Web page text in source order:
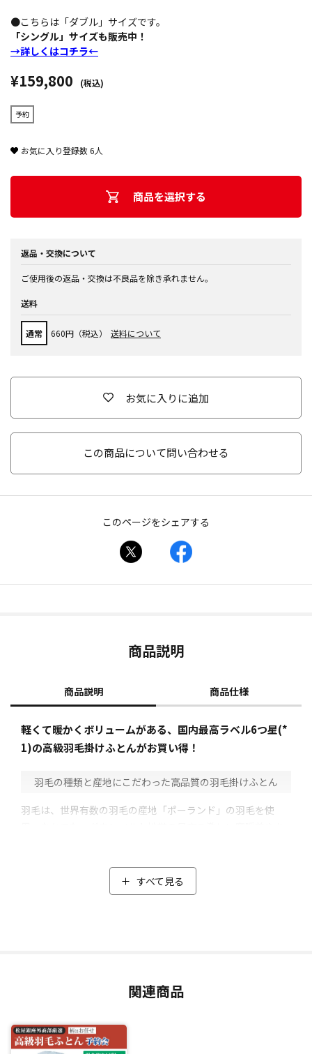
●こちらは「ダブル」サイズです。
「シングル」サイズも販売中！
→詳しくはコチラ←
¥159,800 (税込)
予約
お気に入り登録数6人
商品を選択する
返品・交換について
ご使用後の返品・交換は不良品を除き承れません。
送料
通常 660円（税込） 送料について
お気に入りに追加
この商品について問い合わせる
このページをシェアする
商品説明
商品説明 商品仕様
軽くて暖かくボリュームがある、国内最高ラベル6つ星(*
1)の高級羽毛掛けふとんがお買い得！
⽻⽑の種類と産地にこだわった高品質の羽毛掛けふとん
羽毛は、世界有数の羽毛の産地「ポーランド」の羽毛を使
ワイトマザーグース」をセレクト。
マザーグースはダウンが大きく耐久性が高いのが特徴で、空
暖かくボリュームのある高級羽毛掛けふとんに仕上がりまし
閑散期の今だからこそ実現した特別価格
すべて見る
関連商品